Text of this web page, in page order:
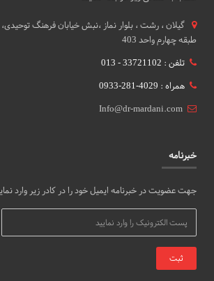
گيلان ، رشت ، بلوار نماز ،نبش خیابان فرهنگ
طبقه چهارم واحد 403
تلفن : 33721102 - 013
همراه : 4029-281-0933
Info@dr-mardani.com
خبرنامه
جهت عضویت در خبرنامه ایمیل خود را در کادر زیر وارد